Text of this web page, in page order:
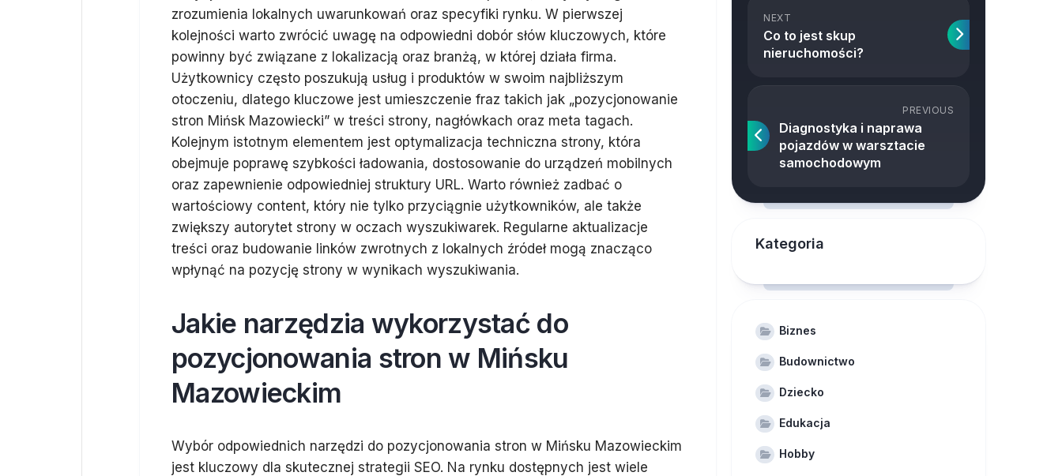
zrozumienia lokalnych uwarunkowań oraz specyfiki rynku. W pierwszej
kolejności warto zwrócić uwagę na odpowiedni dobór słów kluczowych, które
powinny być związane z lokalizacją oraz branżą, w której działa firma.
Użytkownicy często poszukują usług i produktów w swoim najbliższym
otoczeniu, dlatego kluczowe jest umieszczenie fraz takich jak „pozycjonowanie
stron Mińsk Mazowiecki” w treści strony, nagłówkach oraz meta tagach.
Kolejnym istotnym elementem jest optymalizacja techniczna strony, która
obejmuje poprawę szybkości ładowania, dostosowanie do urządzeń mobilnych
oraz zapewnienie odpowiedniej struktury URL. Warto również zadbać o
wartościowy content, który nie tylko przyciągnie użytkowników, ale także
zwiększy autorytet strony w oczach wyszukiwarek. Regularne aktualizacje
treści oraz budowanie linków zwrotnych z lokalnych źródeł mogą znacząco
wpłynąć na pozycję strony w wynikach wyszukiwania.
Jakie narzędzia wykorzystać do
pozycjonowania stron w Mińsku
Mazowieckim
Wybór odpowiednich narzędzi do pozycjonowania stron w Mińsku Mazowieckim
jest kluczowy dla skutecznej strategii SEO. Na rynku dostępnych jest wiele
NEXT
Co to jest skup
nieruchomości?
PREVIOUS
Diagnostyka i naprawa
pojazdów w warsztacie
samochodowym
Kategoria
Biznes
Budownictwo
Dziecko
Edukacja
Hobby